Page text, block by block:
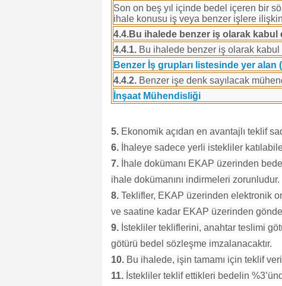
Son on beş yıl içinde bedel içeren bir
ihale konusu iş veya benzer işlere
4.4.Bu ihalede benzer iş olarak
4.4.1. Bu ihalede benzer iş olarak
Benzer İş grupları listesinde yer
4.4.2. Benzer işe denk sayılacak
İnşaat Mühendisliği
5. Ekonomik açıdan en avantajlı teklif
6. İhaleye sadece yerli istekliler
7. İhale dokümanı EKAP üzerinden
ihale dokümanını indirmeleri zorunludur.
8. Teklifler, EKAP üzerinden elektronik
ve saatine kadar EKAP üzerinden
9. İstekliler tekliflerini, anahtar teslimi
götürü bedel sözleşme imzalanacaktır.
10. Bu ihalede, işin tamamı için teklif
11. İstekliler teklif ettikleri bedelin